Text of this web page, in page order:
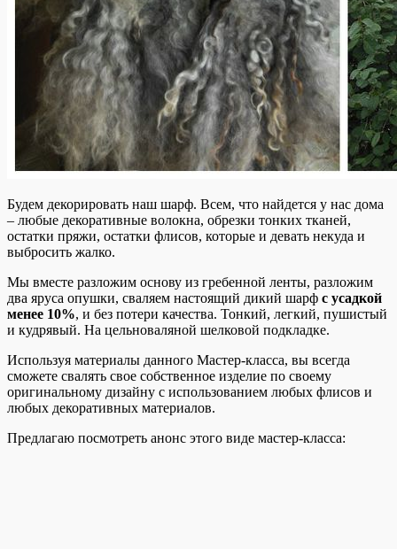
Будем декорировать наш шарф. Всем, что найдется у нас дома
– любые декоративные волокна, обрезки тонких тканей,
остатки пряжи, остатки флисов, которые и девать некуда и
выбросить жалко.
Мы вместе разложим основу из гребенной ленты, разложим
два яруса опушки, сваляем настоящий дикий шарф с усадкой
менее 10%, и без потери качества. Тонкий, легкий, пушистый
и кудрявый. На цельноваляной шелковой подкладке.
Используя материалы данного Мастер-класса, вы всегда
сможете свалять свое собственное изделие по своему
оригинальному дизайну с использованием любых флисов и
любых декоративных материалов.
Предлагаю посмотреть анонс этого виде мастер-класса: